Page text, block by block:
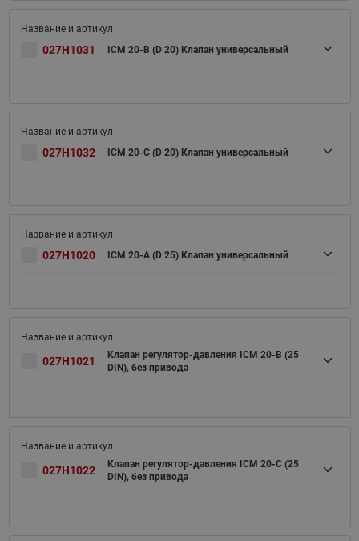
027H1031 ICM 20-B (D 20) Клапан универсальный
027H1032 ICM 20-C (D 20) Клапан универсальный
027H1020 ICM 20-A (D 25) Клапан универсальный
027H1021
Клапан регулятор-давления ICM 20-B (25
DIN), без привода
027H1022
Клапан регулятор-давления ICM 20-C (25
DIN), без привода